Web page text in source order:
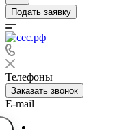
Подать заявку
Телефоны
Заказать звонок
E-mail